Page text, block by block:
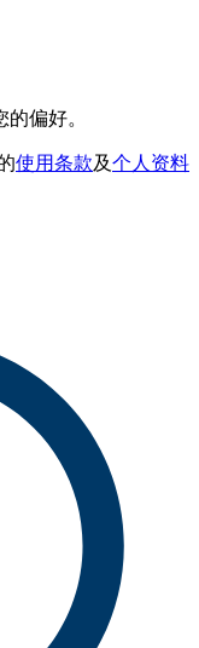
的偏好。
使用条款及个人资料